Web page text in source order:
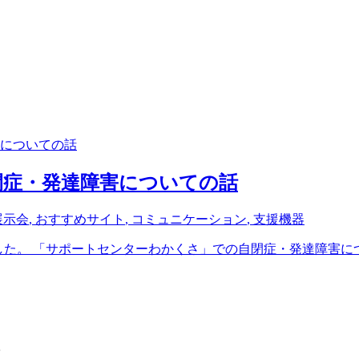
・発達障害についての話
示会, おすすめサイト , コミュニケーション, 支援機器
。 「サポートセンターわかくさ」での自閉症・発達障害に